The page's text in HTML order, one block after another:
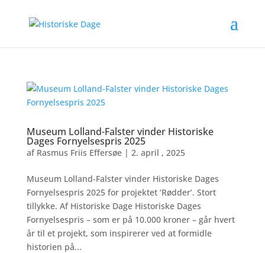
Museum Lolland-Falster vinder Historiske
Dages Fornyelsespris 2025
af Rasmus Friis Effersøe| 2. april , 2025
Museum Lolland-Falster vinder Historiske Dages
Fornyelsespris 2025 for projektet ’Rødder’. Stort
tillykke. Af Historiske Dage Historiske Dages
Fornyelsespris – som er på 10.000 kroner – går hvert
år til et projekt, som inspirerer ved at formidle
historien på...